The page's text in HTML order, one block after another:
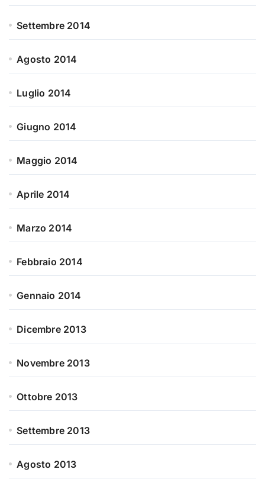
Settembre 2014
Agosto 2014
Luglio 2014
Giugno 2014
Maggio 2014
Aprile 2014
Marzo 2014
Febbraio 2014
Gennaio 2014
Dicembre 2013
Novembre 2013
Ottobre 2013
Settembre 2013
Agosto 2013